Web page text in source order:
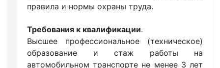
правила и нормы охраны труда.
Требования к квалификации.
Высшее профессиональное (техническое)
образование и стаж работы на
автомобильном транспорте не менее 3 лет